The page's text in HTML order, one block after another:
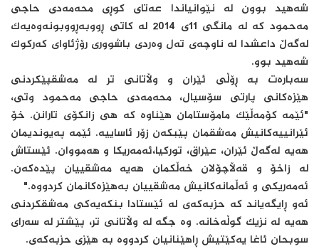
شه‌هید بوون لە نێوانیاندا عەتای کوڕی محەمەدی حاجی
مەحمود کە لە مانگی 11ی 2014 لە کاتی ڕووبەڕووبونەوەیەک
لەگەڵ داعشدا لە ناوچەی تەل وەردی باشووری رۆژئاوای کەرکوک
شه‌هید بوو.
سەبارەت بە ڕۆڵی ئێران و وڵاتانی تر لە مەشقپێکردنی
هێزەکانی پارتی سۆسیال، محەمەدی حاجی مەحمود وتی،
"ئێمە کۆمەڵێک مامۆستامان هێناوە کە هی زانکۆی تارانن. خۆ
ئێرانییەکانیش مەشقمان پێبکەن زۆر ئاساییە. ئێمە پەیوندیمان
هەیە لەگەڵ ئێران، عێراق، تورکیا،ئەمەریکا و هەمووان. ئێستاش
لە زاخۆ و قەڵاچۆلان خەڵکمان هەیە مەشقییان پێدەکەن.
ئەمەریکی و ئەڵمانەکانیش مەشقییان بەهێزەکانمان کردووە."
ئەو ڕایگەیاند کە حزبەکەی لە ئێستادا بنکەیەکی مەشقکردنی
هەیە لە نزیک گوڵەخانە. وە جگە لە وڵاتانی تر، پێشتر لە سەرای
سوبحان ئاغا یەکێتیش ڕاهێنانیان کردووە بە هێزی حزبەکەی.